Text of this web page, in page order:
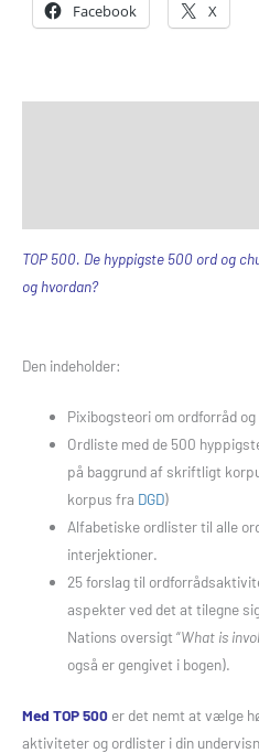
Facebook X
TOP 500. De hyppigste 500 ord og
og hvordan?
Den indeholder:
Pixibogsteori om ordforråd
Ordliste med de 500
på baggrund af skriftligt
korpus fra DGD)
Alfabetiske ordlister til alle
interjektioner.
25 forslag til
aspekter ved det at tilegne
Nations oversigt “What is
også er gengivet i bogen).
Med TOP 500 er det nemt at vælge
aktiviteter og ordlister i din